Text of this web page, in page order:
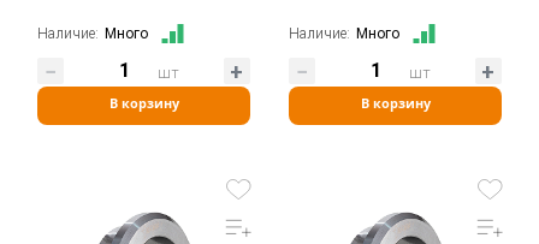
Наличие: Много
В корзину
шт
Наличие: Много
В корзину
шт